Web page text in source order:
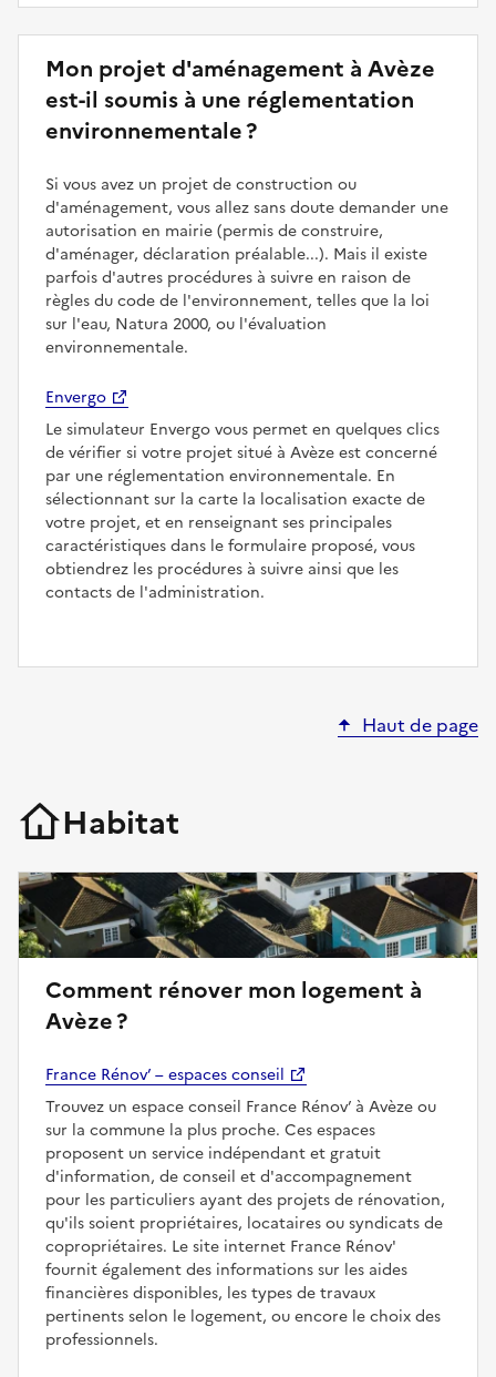
Mon projet d'aménagement à Avèze
est-il soumis à une réglementation
environnementale ?
Si vous avez un projet de construction ou
d'aménagement, vous allez sans doute demander une
autorisation en mairie (permis de construire,
d'aménager, déclaration préalable...). Mais il existe
parfois d'autres procédures à suivre en raison de
règles du code de l'environnement, telles que la loi
sur l'eau, Natura 2000, ou l'évaluation
environnementale.
Envergo
Le simulateur Envergo vous permet en quelques clics
de vérifier si votre projet situé à Avèze est concerné
par une réglementation environnementale. En
sélectionnant sur la carte la localisation exacte de
votre projet, et en renseignant ses principales
caractéristiques dans le formulaire proposé, vous
obtiendrez les procédures à suivre ainsi que les
contacts de l'administration.
Haut de page
Habitat
Comment rénover mon logement à
Avèze ?
France Rénov’ – espaces conseil
Trouvez un espace conseil France Rénov’ à Avèze ou
sur la commune la plus proche. Ces espaces
proposent un service indépendant et gratuit
d'information, de conseil et d'accompagnement
pour les particuliers ayant des projets de rénovation,
qu'ils soient propriétaires, locataires ou syndicats de
copropriétaires. Le site internet France Rénov'
fournit également des informations sur les aides
financières disponibles, les types de travaux
pertinents selon le logement, ou encore le choix des
professionnels.